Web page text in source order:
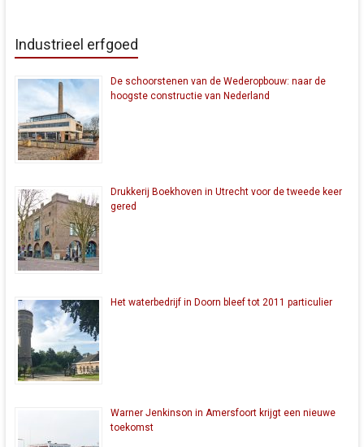
Industrieel erfgoed
De schoorstenen van de Wederopbouw: naar de
hoogste constructie van Nederland
Drukkerij Boekhoven in Utrecht voor de tweede keer
gered
Het waterbedrijf in Doorn bleef tot 2011 particulier
Warner Jenkinson in Amersfoort krijgt een nieuwe
toekomst